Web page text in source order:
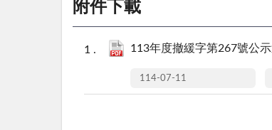
附件下載
113年度撤緩字第267號公
114-07-11